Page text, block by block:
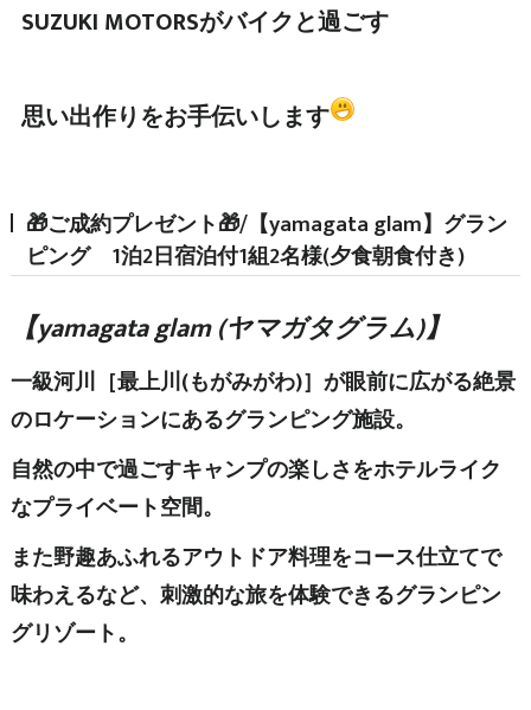
SUZUKI MOTORSがバイクと過ごす
思い出作りをお手伝いします
🎁ご成約プレゼント🎁/【yamagata glam】グラン
ピング 1泊2日宿泊付1組2名様(夕食朝食付き)
【yamagata glam (ヤマガタグラム)】
一級河川［最上川(もがみがわ)］が眼前に広がる絶景
のロケーションにあるグランピング施設。
自然の中で過ごすキャンプの楽しさをホテルライク
なプライベート空間。
また野趣あふれるアウトドア料理をコース仕立てで
味わえるなど、刺激的な旅を体験できるグランピン
グリゾート。